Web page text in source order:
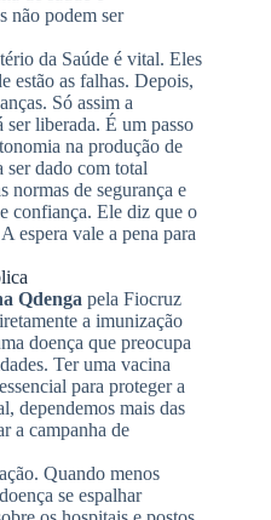
não podem ser
da Saúde é vital. Eles
estão as falhas. Depois,
Só assim a
liberada. É um passo
na produção de
ser dado com total
normas de segurança e
confiança. Ele diz que o
espera vale a pena para
Qdenga pela Fiocruz
a imunização
doença que preocupa
Ter uma vacina
para proteger a
dependemos mais das
a campanha de
Quando menos
se espalhar